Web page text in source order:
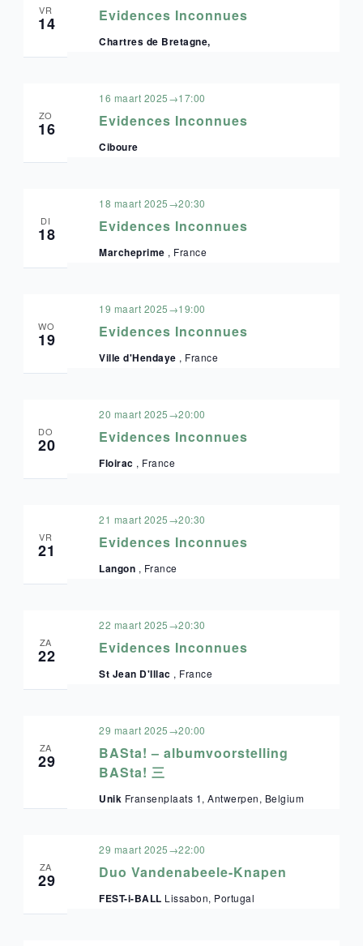
VR
14 Evidences Inconnues
Chartres de Bretagne,
ZO
16 Evidences Inconnues
16 maart 2025→17:00
Ciboure
DI
18 Evidences Inconnues
18 maart 2025→20:30
Marcheprime , France
WO
19 Evidences Inconnues
19 maart 2025→19:00
Ville d'Hendaye , France
DO
20 Evidences Inconnues
20 maart 2025→20:00
Floirac , France
VR
21 Evidences Inconnues
21 maart 2025→20:30
Langon , France
ZA
22 Evidences Inconnues
22 maart 2025→20:30
St Jean D'Illac , France
ZA
29
BASta! – albumvoorstelling
BASta! 三
29 maart 2025→20:00
Unik Fransenplaats 1, Antwerpen, Belgium
ZA
29 Duo Vandenabeele-Knapen
29 maart 2025→22:00
FEST-i-BALL Lissabon, Portugal